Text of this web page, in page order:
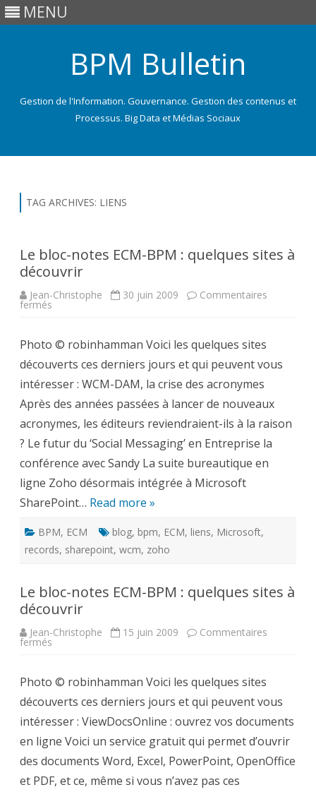
MENU
BPM Bulletin
Gestion de l'Information. Gouvernance. Gestion des contenus et
Processus. Big Data et Médias Sociaux
TAG ARCHIVES: LIENS
Le bloc-notes ECM-BPM : quelques sites à
découvrir
Jean-Christophe 30 juin 2009 Commentaires
fermés
ECM-
BPM
:
quelques
sites
à
découvrir
Photo © robinhamman Voici les quelques sites
découverts ces derniers jours et qui peuvent vous
intéresser : WCM-DAM, la crise des acronymes
Après des années passées à lancer de nouveaux
acronymes, les éditeurs reviendraient-ils à la raison
? Le futur du ‘Social Messaging’ en Entreprise la
conférence avec Sandy La suite bureautique en
ligne Zoho désormais intégrée à Microsoft
SharePoint… Read more »
BPM, ECM blog, bpm, ECM, liens, Microsoft,
records, sharepoint, wcm, zoho
Le bloc-notes ECM-BPM : quelques sites à
découvrir
Jean-Christophe 15 juin 2009 Commentaires
fermés
ECM-
BPM
:
quelques
sites
à
découvrir
Photo © robinhamman Voici les quelques sites
découverts ces derniers jours et qui peuvent vous
intéresser : ViewDocsOnline : ouvrez vos documents
en ligne Voici un service gratuit qui permet d’ouvrir
des documents Word, Excel, PowerPoint, OpenOffice
et PDF, et ce, même si vous n’avez pas ces